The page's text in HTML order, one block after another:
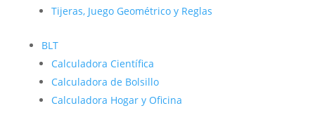
Tijeras, Juego Geométrico y Reglas
BLT
Calculadora Científica
Calculadora de Bolsillo
Calculadora Hogar y Oficina